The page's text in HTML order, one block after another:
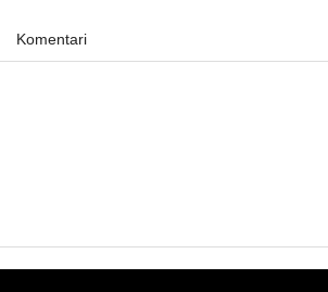
Komentari